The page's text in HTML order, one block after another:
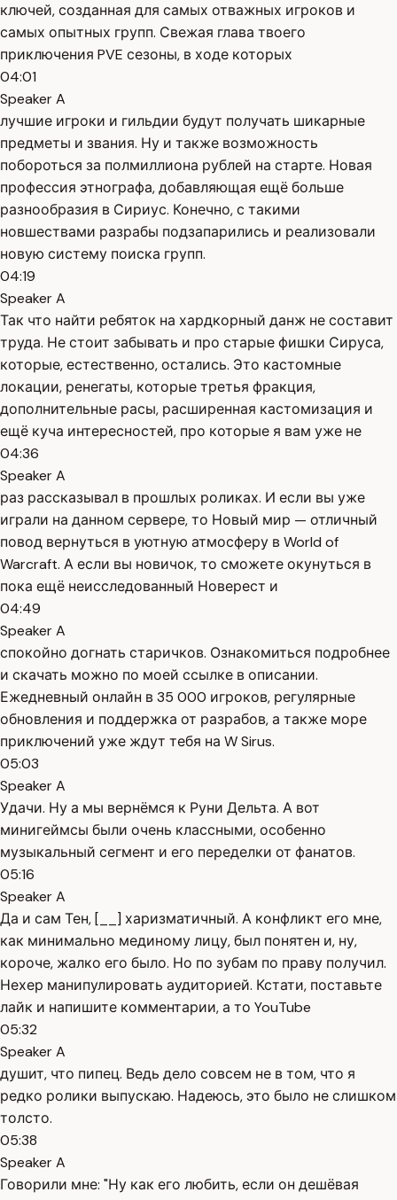
ключей, созданная для самых отважных игроков и
самых опытных групп. Свежая глава твоего
приключения PVE сезоны, в ходе которых
04:01
Speaker A
лучшие игроки и гильдии будут получать шикарные
предметы и звания. Ну и также возможность
побороться за полмиллиона рублей на старте. Новая
профессия этнографа, добавляющая ещё больше
разнообразия в Сириус. Конечно, с такими
новшествами разрабы подзапарились и реализовали
новую систему поиска групп.
04:19
Speaker A
Так что найти ребяток на хардкорный данж не составит
труда. Не стоит забывать и про старые фишки Сируса,
которые, естественно, остались. Это кастомные
локации, ренегаты, которые третья фракция,
дополнительные расы, расширенная кастомизация и
ещё куча интересностей, про которые я вам уже не
04:36
Speaker A
раз рассказывал в прошлых роликах. И если вы уже
играли на данном сервере, то Новый мир — отличный
повод вернуться в уютную атмосферу в World of
Warcraft. А если вы новичок, то сможете окунуться в
пока ещё неисследованный Новерест и
04:49
Speaker A
спокойно догнать старичков. Ознакомиться подробнее
и скачать можно по моей ссылке в описании.
Ежедневный онлайн в 35 000 игроков, регулярные
обновления и поддержка от разрабов, а также море
приключений уже ждут тебя на W Sirus.
05:03
Speaker A
Удачи. Ну а мы вернёмся к Руни Дельта. А вот
минигеймсы были очень классными, особенно
музыкальный сегмент и его переделки от фанатов.
05:16
Speaker A
Да и сам Тен, [__] харизматичный. А конфликт его мне,
как минимально мединому лицу, был понятен и, ну,
короче, жалко его было. Но по зубам по праву получил.
Нехер манипулировать аудиторией. Кстати, поставьте
лайк и напишите комментарии, а то YouTube
05:32
Speaker A
душит, что пипец. Ведь дело совсем не в том, что я
редко ролики выпускаю. Надеюсь, это было не слишком
толсто.
05:38
Speaker A
Говорили мне: "Ну как его любить, если он дешёвая